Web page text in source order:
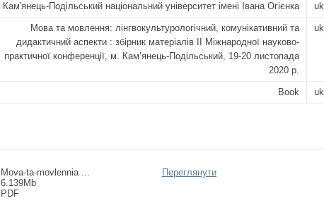
Кам'янець-Подільський національний університет імені Івана Огієнка
Мова та мовлення: лінгвокультурологічний, комунікативний та
дидактичний аспекти : збірник матеріалів ІІ Міжнародної науково-
практичної конференції, м. Кам’янець-Подільський, 19-20 листопада
2020 р.
Book
Mova-ta-movlennia ...
6.139Mb
PDF
Переглянути